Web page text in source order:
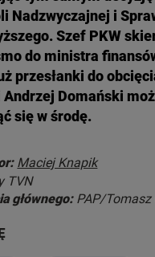
Nadzwyczajnej i
Szef PKW
do ministra
przesłanki do
Andrzej Domański
się w środę.
Maciej Knapik
TVN
głównego: PAP/Tomasz